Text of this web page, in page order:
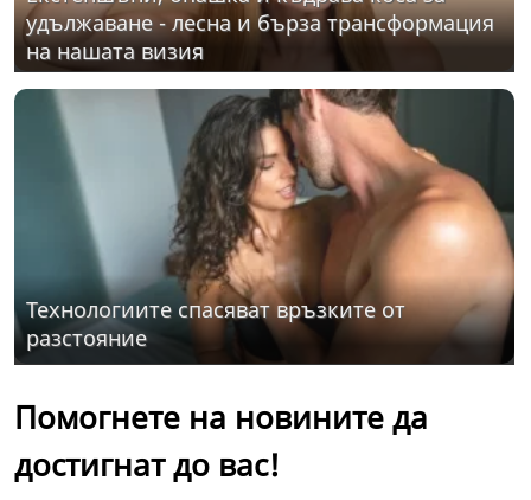
удължаване - лесна и бърза трансформация
на нашата визия
Технологиите спасяват връзките от
разстояние
Помогнете на новините да
достигнат до вас!